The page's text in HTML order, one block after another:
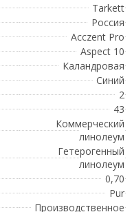
Tarkett
Россия
Acczent Pro
Aspect 10
Каландровая
Синий
2
43
Коммерческий
линолеум
Гетерогенный
линолеум
0,70
Pur
Производственное